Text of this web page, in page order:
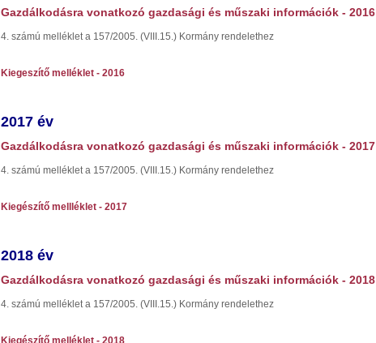
Gazdálkodásra vonatkozó gazdasági és műszaki információk - 2016
4. számú melléklet a 157/2005. (VIII.15.) Kormány rendelethez
Kiegeszítő melléklet - 2016
2017 év
Gazdálkodásra vonatkozó gazdasági és műszaki információk - 2017
4. számú melléklet a 157/2005. (VIII.15.) Kormány rendelethez
Kiegészítő mellléklet - 2017
2018 év
Gazdálkodásra vonatkozó gazdasági és műszaki információk - 2018
4. számú melléklet a 157/2005. (VIII.15.) Kormány rendelethez
Kiegészítő melléklet - 2018